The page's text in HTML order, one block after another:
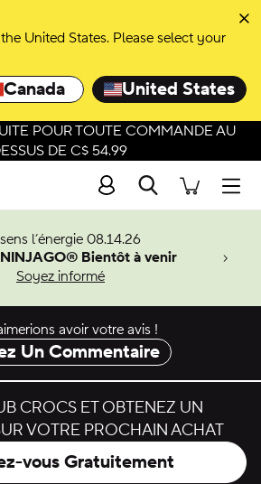
United States. Please select your
Canada United States
POUR TOUTE COMMANDE AU
DE C$ 54.99
Recherche
l’énergie 08.14.26
Bientôt à venir
Soyez informé
avoir votre avis !
Un Commentaire
CROCS ET OBTENEZ UN
VOTRE PROCHAIN ACHAT
vous Gratuitement